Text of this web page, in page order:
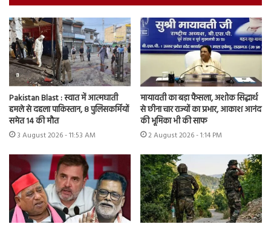
Pakistan Blast : स्वात में आत्मघाती
हमले से दहला पाकिस्तान, 8 पुलिसकर्मियों
समेत 14 की मौत
3 August 2026 - 11:53 AM
मायावती का बड़ा फैसला, अशोक सिद्धार्थ
से छीना चार राज्यों का प्रभार, आकाश आनंद
की भूमिका भी की साफ
2 August 2026 - 1:14 PM